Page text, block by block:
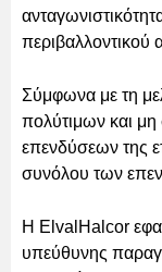
περιβαλλοντικού
Σύμφωνα με τη
πολύτιμων και μη
επενδύσεων της
συνόλου των
Η ElvalHalcor
υπεύθυνης